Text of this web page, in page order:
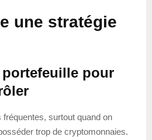
une stratégie
pour
surtout quand on
trop de cryptomonnaies.